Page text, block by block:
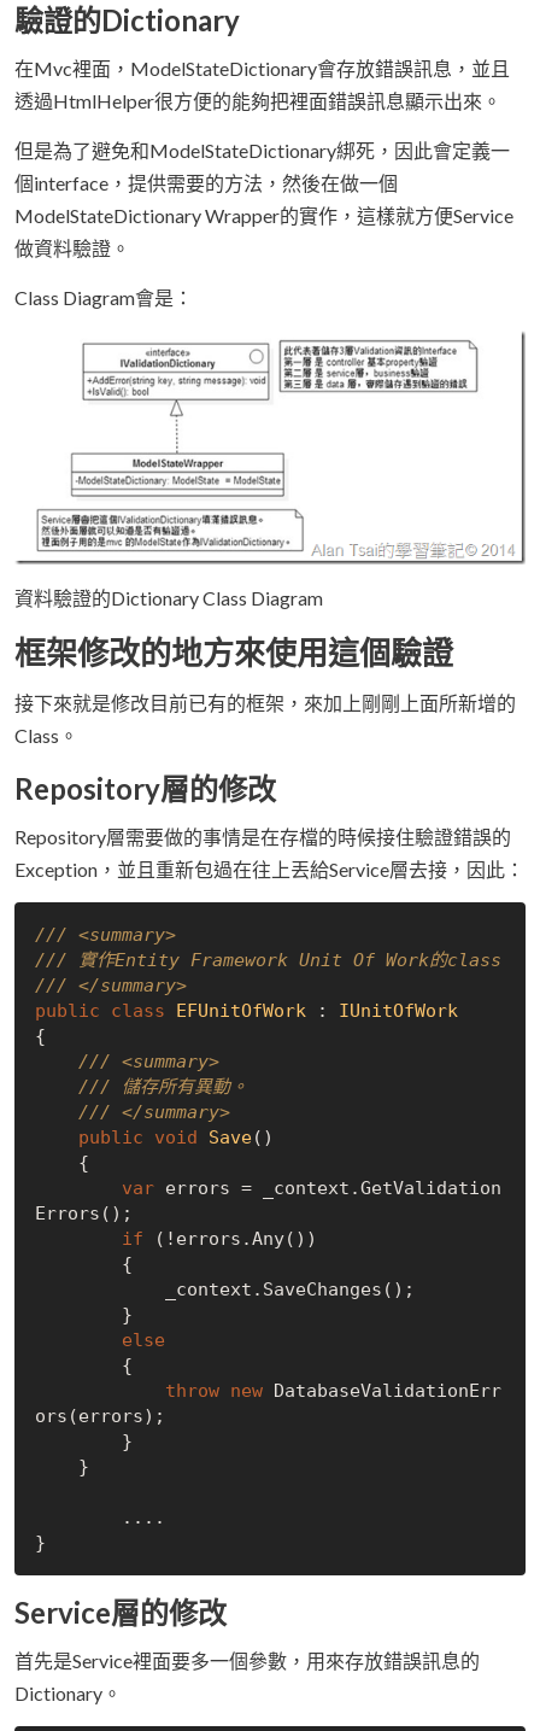
驗證的Dictionary
在Mvc裡面，ModelStateDictionary會存放錯誤訊息，並且
透過HtmlHelper很方便的能夠把裡面錯誤訊息顯示出來。
但是為了避免和ModelStateDictionary綁死，因此會定義一
個interface，提供需要的方法，然後在做一個
ModelStateDictionary Wrapper的實作，這樣就方便Service
做資料驗證。
Class Diagram會是：
資料驗證的Dictionary Class Diagram
框架修改的地方來使用這個驗證
接下來就是修改目前已有的框架，來加上剛剛上面所新增的
Class。
Repository層的修改
Repository層需要做的事情是在存檔的時候接住驗證錯誤的
Exception，並且重新包過在往上丟給Service層去接，因此：
/// <summary>
/// 實作Entity Framework Unit Of Work的class
/// </summary>
public
class EFUnitOfWork : IUnitOfWork
{
/// <summary>
/// 儲存所有異動。
/// </summary>
public
void Save( )
var errors = _context.GetValidation
Errors();
if (!errors.Any())
else
throw new DatabaseValidationErr
ors(errors);
Service層的修改
首先是Service裡面要多一個參數，用來存放錯誤訊息的
Dictionary。